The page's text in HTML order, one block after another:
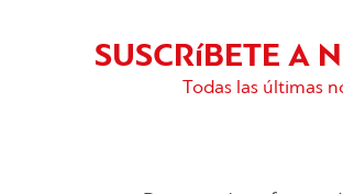
SUSCRíBETE A
Todas las últimas